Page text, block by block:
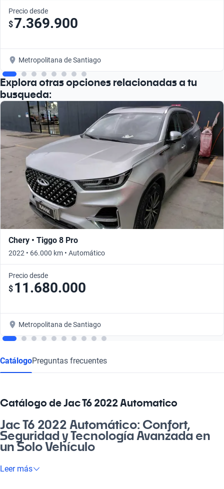
Precio desde
$7.369.900
Metropolitana de Santiago
Explora otras opciones relacionadas a tu
busqueda:
Chery • Tiggo 8 Pro
2022 • 66.000 km • Automático
Precio desde
$ 11.680.000
Metropolitana de Santiago
CatálogoPreguntas frecuentes
Catálogo de Jac T6 2022 Automatico
Jac T6 2022 Automático: Confort,
Seguridad y Tecnología Avanzada en
un Solo Vehículo
Si buscas un auto que combine la potencia y la eficiencia en
Leer más